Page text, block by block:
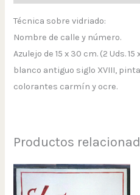
Técnica sobre vidriado:
Nombre de calle y número.
Azulejo de 15 x 30 cm. (2 Uds.
blanco antiguo siglo XVIII,
colorantes carmín y ocre.
Productos